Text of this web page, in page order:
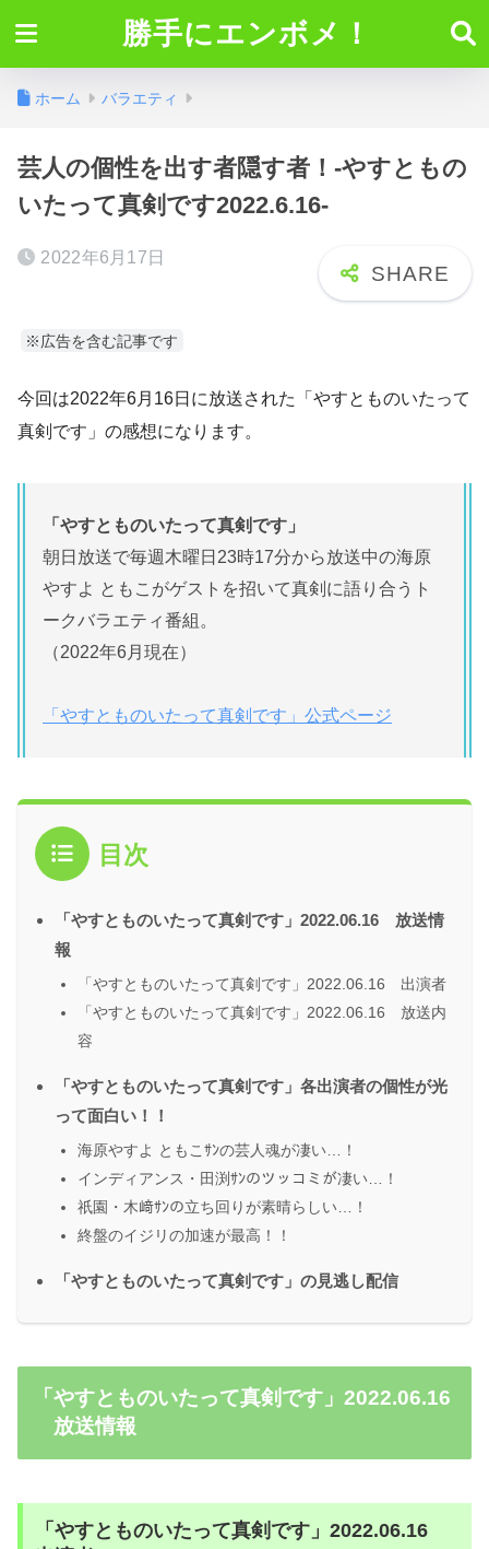
勝手にエンボメ！
ホーム バラエティ
芸人の個性を出す者隠す者！-やすともの
いたって真剣です2022.6.16-
2022年6月17日
※広告を含む記事です
今回は2022年6月16日に放送された「やすとものいたって
真剣です」の感想になります。
「やすとものいたって真剣です」
朝日放送で毎週木曜日23時17分から放送中の海原
やすよ ともこがゲストを招いて真剣に語り合うト
ークバラエティ番組。
（2022年6月現在）
「やすとものいたって真剣です」公式ページ
目次
「やすとものいたって真剣です」2022.06.16 放送情
報
「やすとものいたって真剣です」2022.06.16 出演者
「やすとものいたって真剣です」2022.06.16 放送内
容
「やすとものいたって真剣です」各出演者の個性が光
って面白い！！
海原やすよ ともこｻﾝの芸人魂が凄い…！
インディアンス・田渕ｻﾝのツッコミが凄い…！
祇園・木﨑ｻﾝの立ち回りが素晴らしい…！
終盤のイジリの加速が最高！！
「やすとものいたって真剣です」の見逃し配信
「やすとものいたって真剣です」2022.06.16
放送情報
「やすとものいたって真剣です」2022.06.16